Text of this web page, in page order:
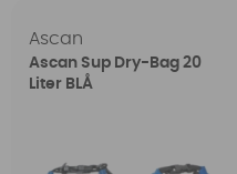
Ascan
Ascan Sup Dry-Bag 20
Liter BLÅ